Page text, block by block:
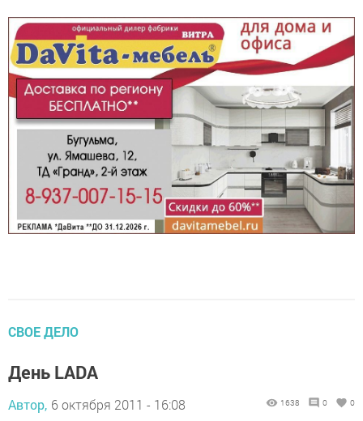
СВОЕ ДЕЛО
День LADA
Автор, 6 октября 2011 - 16:08 1638 0 0